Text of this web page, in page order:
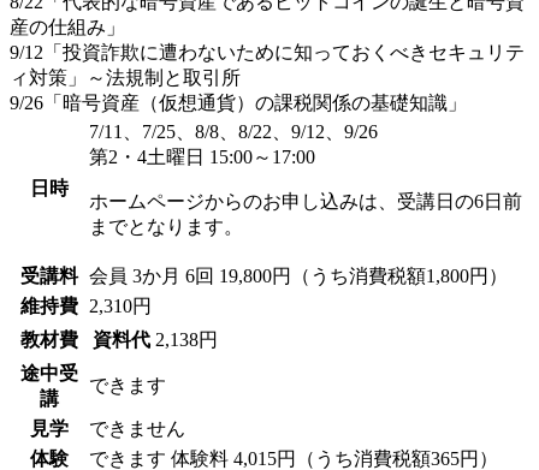
産の仕組み」
9/12「投資詐欺に遭わないために知っておくべきセキュリテ
ィ対策」～法規制と取引所
9/26「暗号資産（仮想通貨）の課税関係の基礎知識」
日時
7/11、7/25、8/8、8/22、9/12、9/26
第2・4土曜日 15:00～17:00
ホームページからのお申し込みは、受講日の6日前
までとなります。
受講料 会員 3か月 6回 19,800円（うち消費税額1,800円）
維持費
2,310円
教材費
資料代 2,138円
途中受
講
できます
見学
できません
体験
できます 体験料 4,015円（うち消費税額365円）